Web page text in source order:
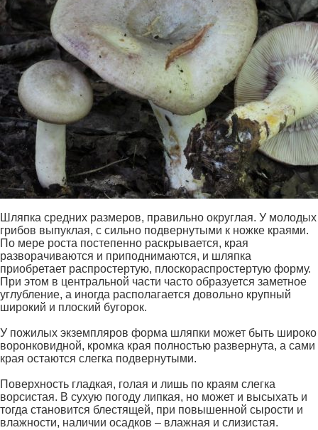
Шляпка средних размеров, правильно округлая. У молодых
грибов выпуклая, с сильно подвернутыми к ножке краями.
По мере роста постепенно раскрывается, края
разворачиваются и приподнимаются, и шляпка
приобретает распростертую, плоскораспростертую форму.
При этом в центральной части часто образуется заметное
углубление, а иногда располагается довольно крупный
широкий и плоский бугорок.
У пожилых экземпляров форма шляпки может быть широко
воронковидной, кромка края полностью развернута, а сами
края остаются слегка подвернутыми.
Поверхность гладкая, голая и лишь по краям слегка
ворсистая. В сухую погоду липкая, но может и высыхать и
тогда становится блестящей, при повышенной сырости и
влажности, наличии осадков – влажная и слизистая.